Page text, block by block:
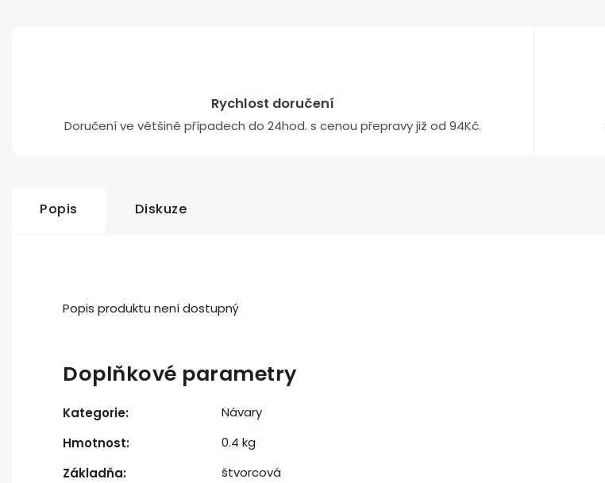
Rychlost doručení
Doručení ve většině případech do 24hod. s cenou přepravy již od 94Kč.
Popis Diskuze
Popis produktu není dostupný
Doplňkové parametry
Kategorie:
Návary
Hmotnost:
0.4 kg
Základňa:
štvorcová